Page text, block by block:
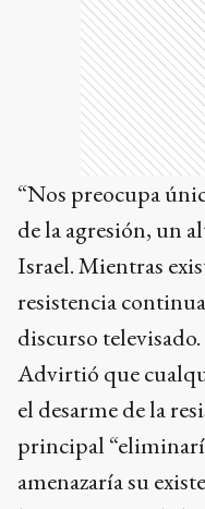
“Nos preocupa
de la agresión, un
Israel. Mientras
resistencia
discurso televisado.
Advirtió que
el desarme de la
principal
amenazaría su